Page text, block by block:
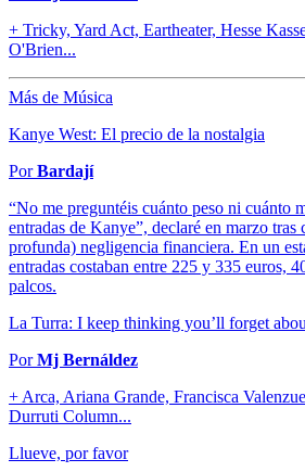
+ Tricky, Yard Act, Eartheater, Hesse
O'Brien...
Más de Música
Kanye West: El precio de la nostalgia
PorBardají
“No me preguntéis cuánto peso ni cuánto
entradas de Kanye”, declaré en marzo
profunda) negligencia financiera. En un
entradas costaban entre 225 y 335 euros,
palcos.
La Turra: I keep thinking you’ll forget
PorMj Bernáldez
+ Arca, Ariana Grande, Francisca
Durruti Column...
Llueve, por favor